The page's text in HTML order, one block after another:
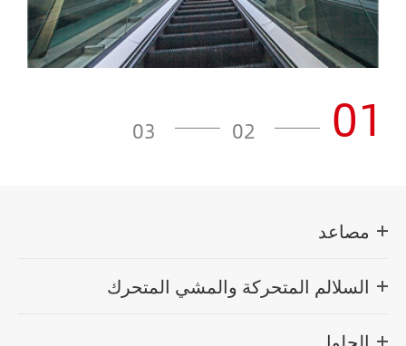
01
02
03
مصاعد
السلالم المتحركة والمشي المتحرك